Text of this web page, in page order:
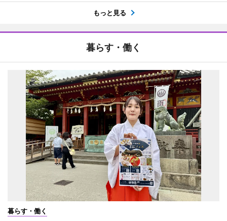
もっと見る
暮らす・働く
暮らす・働く